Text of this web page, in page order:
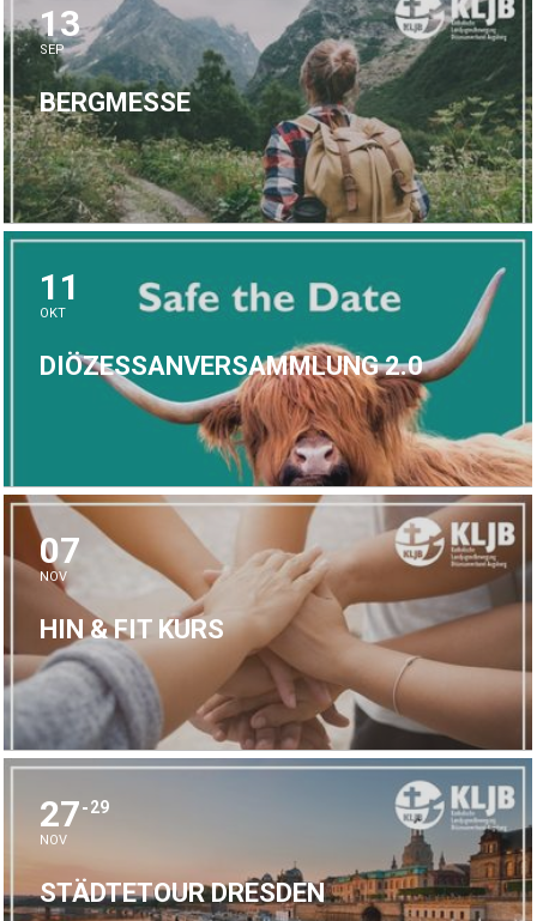
13
SEP
BERGMESSE
11
OKT
DIÖZESSANVERSAMMLUNG 2.0
07
NOV
HIN & FIT KURS
27
NOV
29
STÄDTETOUR DRESDEN